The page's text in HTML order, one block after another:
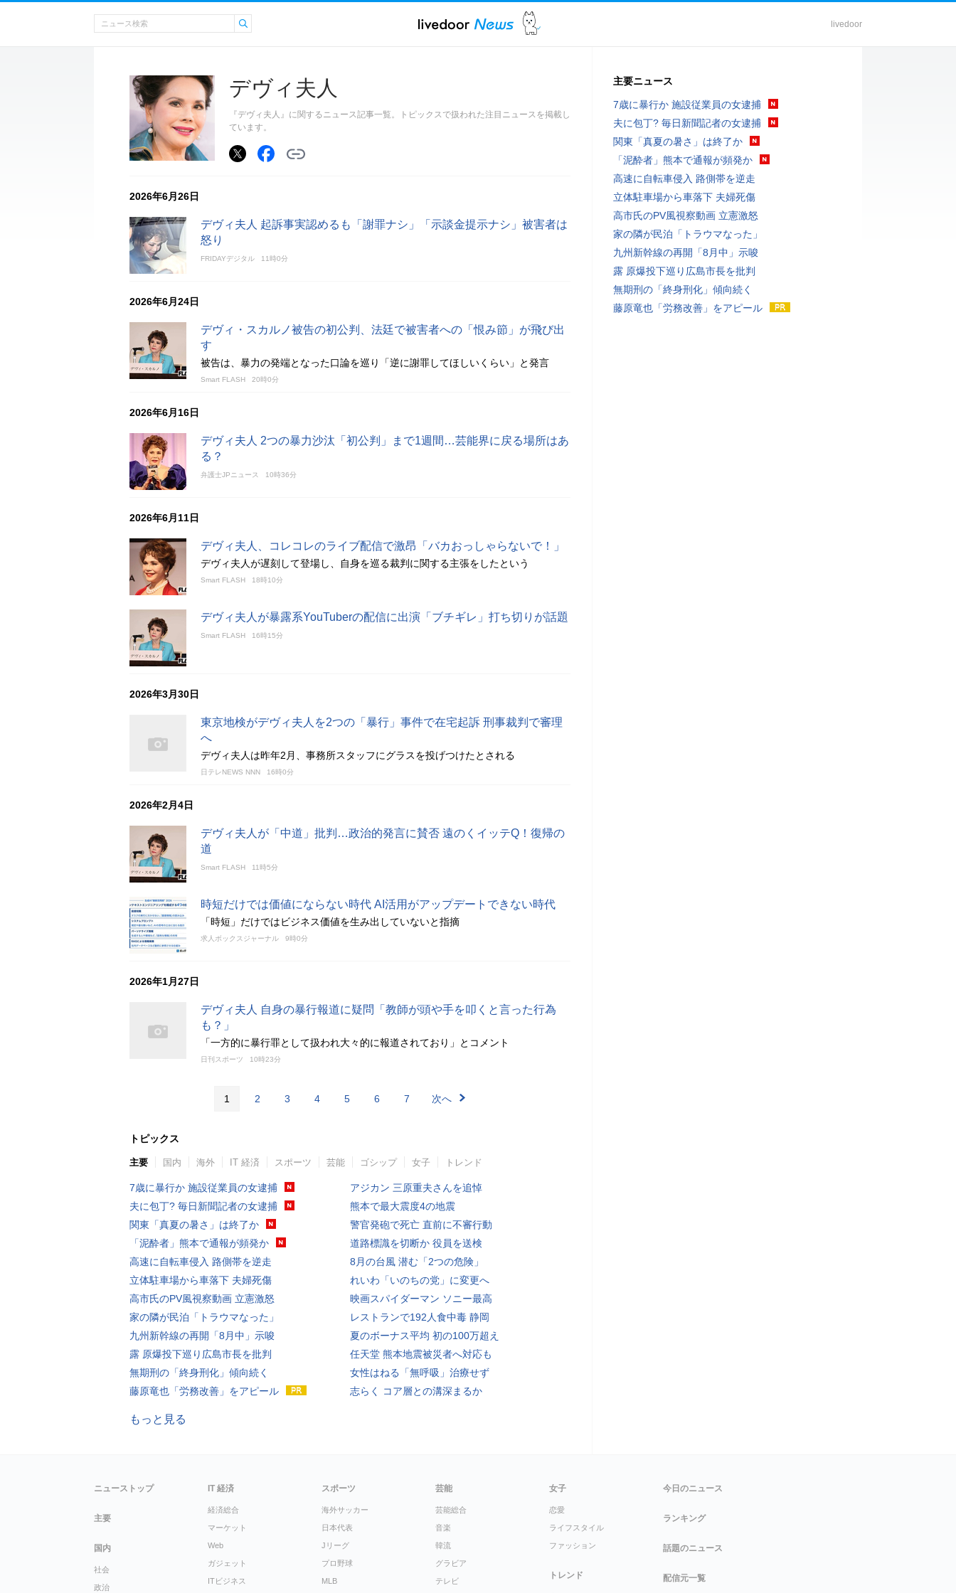
livedoor
デヴィ夫人
『デヴィ夫人』に関するニュース記事一覧。トピックスで扱われた注目ニュースを掲載し
ています。
2026年6月26日
デヴィ夫人 起訴事実認めるも「謝罪ナシ」「示談金提示ナシ」被害者は
怒り
FRIDAYデジタル 11時0分
2026年6月24日
デヴィ・スカルノ被告の初公判、法廷で被害者への「恨み節」が飛び出
す
被告は、暴力の発端となった口論を巡り「逆に謝罪してほしいくらい」と発言
Smart FLASH 20時0分
2026年6月16日
デヴィ夫人 2つの暴力沙汰「初公判」まで1週間…芸能界に戻る場所はあ
る？
弁護士JPニュース 10時36分
2026年6月11日
デヴィ夫人、コレコレのライブ配信で激昂「バカおっしゃらないで！」
デヴィ夫人が遅刻して登場し、自身を巡る裁判に関する主張をしたという
Smart FLASH 18時10分
デヴィ夫人が暴露系YouTuberの配信に出演「ブチギレ」打ち切りが話題
Smart FLASH 16時15分
2026年3月30日
東京地検がデヴィ夫人を2つの「暴行」事件で在宅起訴 刑事裁判で審理
へ
デヴィ夫人は昨年2月、事務所スタッフにグラスを投げつけたとされる
日テレNEWS NNN 16時0分
2026年2月4日
デヴィ夫人が「中道」批判…政治的発言に賛否 遠のくイッテQ！復帰の
道
Smart FLASH 11時5分
時短だけでは価値にならない時代 AI活用がアップデートできない時代
「時短」だけではビジネス価値を生み出していないと指摘
求人ボックスジャーナル 9時0分
2026年1月27日
デヴィ夫人 自身の暴行報道に疑問「教師が頭や手を叩くと言った行為
も？」
「一方的に暴行罪として扱われ大々的に報道されており」とコメント
日刊スポーツ 10時23分
1 2 3 4 5 6 7 次へ
トピックス
主要 国内 海外 IT 経済 スポーツ 芸能 ゴシップ 女子 トレンド
7歳に暴行か 施設従業員の女逮捕
夫に包丁? 毎日新聞記者の女逮捕
関東「真夏の暑さ」は終了か
「泥酔者」熊本で通報が頻発か
高速に自転車侵入 路側帯を逆走
立体駐車場から車落下 夫婦死傷
高市氏のPV風視察動画 立憲激怒
家の隣が民泊「トラウマなった」
九州新幹線の再開「8月中」示唆
露 原爆投下巡り広島市長を批判
無期刑の「終身刑化」傾向続く
藤原竜也「労務改善」をアピール
アジカン 三原重夫さんを追悼
熊本で最大震度4の地震
警官発砲で死亡 直前に不審行動
道路標識を切断か 役員を送検
8月の台風 潜む「2つの危険」
れいわ「いのちの党」に変更へ
映画スパイダーマン ソニー最高
レストランで192人食中毒 静岡
夏のボーナス平均 初の100万超え
任天堂 熊本地震被災者へ対応も
女性はねる「無呼吸」治療せず
志らく コア層との溝深まるか
もっと見る
主要ニュース
7歳に暴行か 施設従業員の女逮捕
夫に包丁? 毎日新聞記者の女逮捕
関東「真夏の暑さ」は終了か
「泥酔者」熊本で通報が頻発か
高速に自転車侵入 路側帯を逆走
立体駐車場から車落下 夫婦死傷
高市氏のPV風視察動画 立憲激怒
家の隣が民泊「トラウマなった」
九州新幹線の再開「8月中」示唆
露 原爆投下巡り広島市長を批判
無期刑の「終身刑化」傾向続く
藤原竜也「労務改善」をアピール
ニューストップ
主要
国内
社会
政治
IT 経済
経済総合
マーケット
Web
ガジェット
ITビジネス
スポーツ
海外サッカー
日本代表
Jリーグ
プロ野球
MLB
芸能
芸能総合
音楽
韓流
グラビア
テレビ
女子
恋愛
ライフスタイル
ファッション
トレンド
今日のニュース
ランキング
話題のニュース
配信元一覧